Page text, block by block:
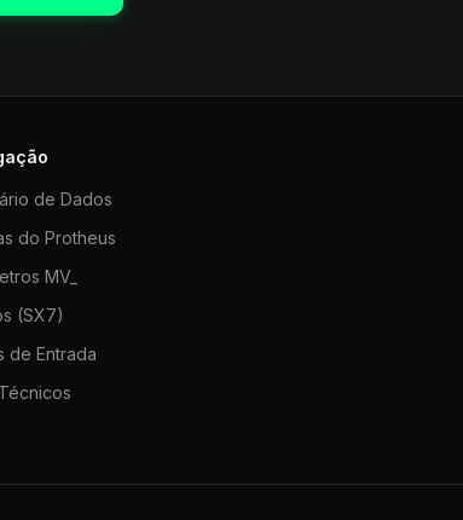
de Dados
do Protheus
MV_
(SX7)
de Entrada